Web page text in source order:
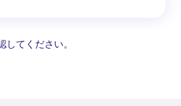
てください。